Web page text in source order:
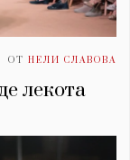
ОТ НЕЛИ СЛАВОВА
лекота